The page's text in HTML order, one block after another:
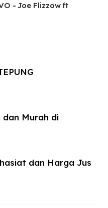
- Joe Flizzow ft
dan Murah di
dan Harga Jus